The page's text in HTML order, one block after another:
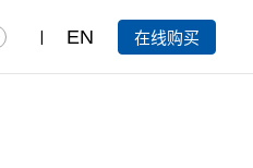
EN 在线购买